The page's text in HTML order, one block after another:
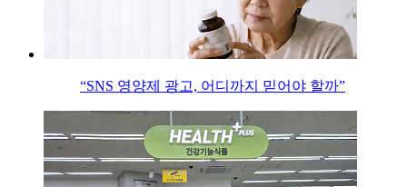
“SNS 영양제 광고, 어디까지 믿어야 할까”